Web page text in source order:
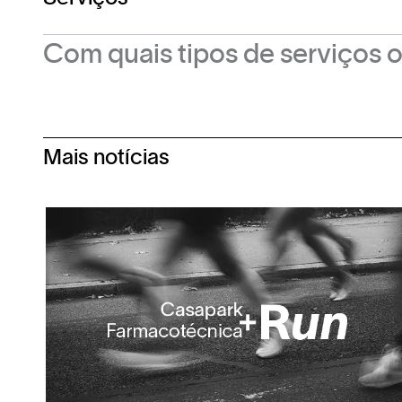
Sábado: 9h às 18h
Com quais tipos de serviços
Pensando no bem-estar das mamães e
CARRINHOS ELÉTRICOS
O casapark se preocupa com o conforto de
aparelho auxilia na locomoção e
apresentação de identidade com foto no
CARRINHOS PET
O casapark oferece gratuitamente o
Os carrinhos devem ser retirados mediante
Mais notícias